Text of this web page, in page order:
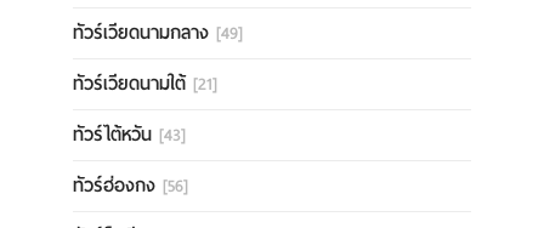
ทัวร์เวียดนามกลาง [49]
ทัวร์เวียดนามใต้ [21]
ทัวร์ไต้หวัน [43]
ทัวร์ฮ่องกง [56]